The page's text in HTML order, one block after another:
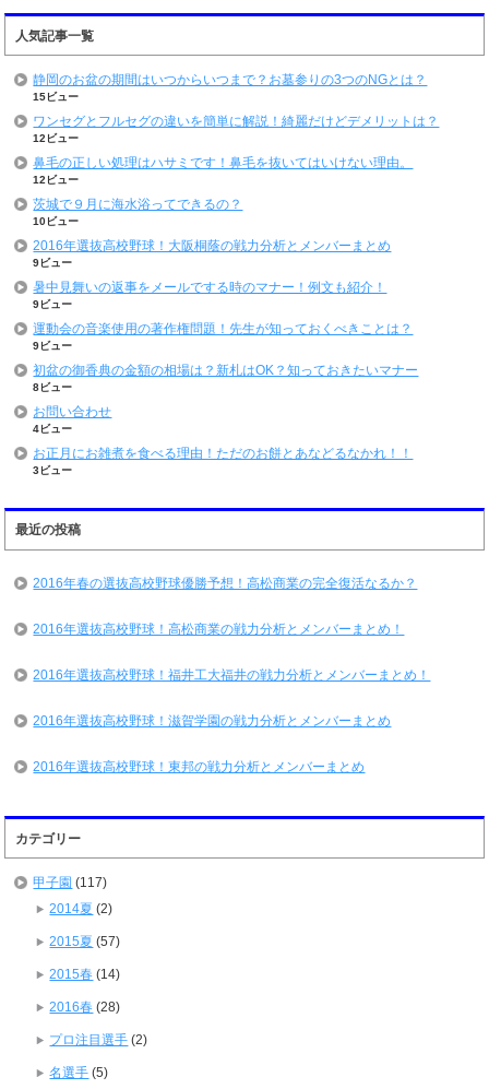
人気記事一覧
静岡のお盆の期間はいつからいつまで？お墓参りの3つのNGとは？
15ビュー
ワンセグとフルセグの違いを簡単に解説！綺麗だけどデメリットは？
12ビュー
鼻毛の正しい処理はハサミです！鼻毛を抜いてはいけない理由。
12ビュー
茨城で９月に海水浴ってできるの？
10ビュー
2016年選抜高校野球！大阪桐蔭の戦力分析とメンバーまとめ
9ビュー
暑中見舞いの返事をメールでする時のマナー！例文も紹介！
9ビュー
運動会の音楽使用の著作権問題！先生が知っておくべきことは？
9ビュー
初盆の御香典の金額の相場は？新札はOK？知っておきたいマナー
8ビュー
お問い合わせ
4ビュー
お正月にお雑煮を食べる理由！ただのお餅とあなどるなかれ！！
3ビュー
最近の投稿
2016年春の選抜高校野球優勝予想！高松商業の完全復活なるか？
2016年選抜高校野球！高松商業の戦力分析とメンバーまとめ！
2016年選抜高校野球！福井工大福井の戦力分析とメンバーまとめ！
2016年選抜高校野球！滋賀学園の戦力分析とメンバーまとめ
2016年選抜高校野球！東邦の戦力分析とメンバーまとめ
カテゴリー
甲子園 (117)
2014夏 (2)
2015夏 (57)
2015春 (14)
2016春 (28)
プロ注目選手 (2)
名選手 (5)